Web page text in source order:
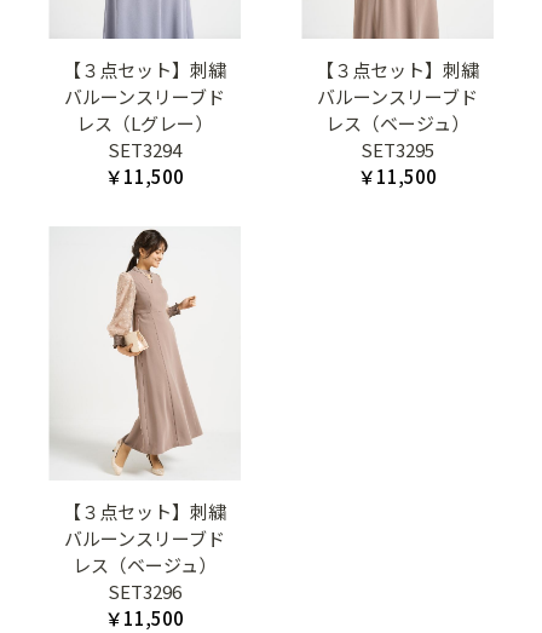
【３点セット】刺繍
バルーンスリーブド
レス（Lグレー）
SET3294
￥11,500
【３点セット】刺繍
バルーンスリーブド
レス（ベージュ）
SET3295
￥11,500
【３点セット】刺繍
バルーンスリーブド
レス（ベージュ）
SET3296
￥11,500